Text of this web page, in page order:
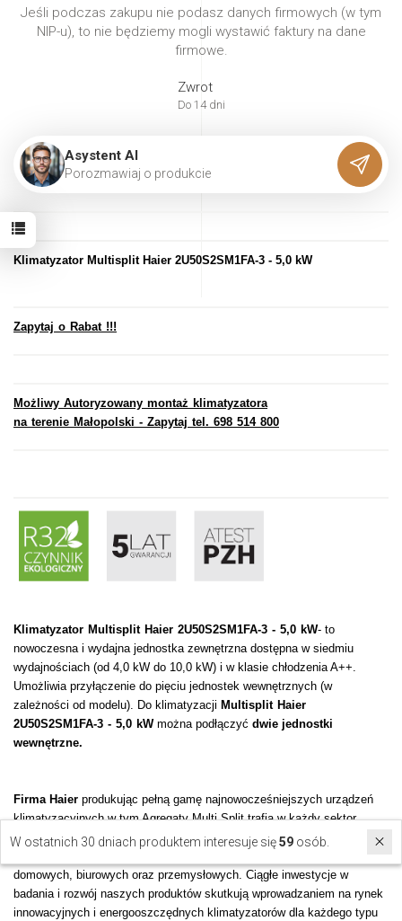
Jeśli podczas zakupu nie podasz danych firmowych (w tym
NIP-u), to nie będziemy mogli wystawić faktury na dane
firmowe.
Zwrot
Do 14 dni
Asystent AI
Porozmawiaj o produkcie
Klimatyzator Multisplit Haier 2U50S2SM1FA-3 - 5,0 kW
Zapytaj o Rabat !!!
Możliwy Autoryzowany montaż klimatyzatora
na terenie Małopolski - Zapytaj tel. 698 514 800
Klimatyzator Multisplit Haier 2U50S2SM1FA-3 - 5,0 kW- to
nowoczesna i wydajna jednostka zewnętrzna dostępna w siedmiu
wydajnościach (od 4,0 kW do 10,0 kW) i w klasie chłodzenia A++.
Umożliwia przyłączenie do pięciu jednostek wewnętrznych (w
zależności od modelu). Do klimatyzacji Multisplit Haier
2U50S2SM1FA-3 - 5,0 kWmożna podłączyć dwie jednostki
wewnętrzne.
Firma Haier produkując pełną gamę najnowocześniejszych urządzeń
klimatyzacyjnych w tymAgregaty Multi Splittrafia w każdy sektor
naszego życia spełniając nawet najbardziej wygórowane oczekiwania.
domowych, biurowych oraz przemysłowych. Ciągłe inwestycje w
badania i rozwój naszych produktów skutkują wprowadzaniem na rynek
innowacyjnych i energooszczędnych klimatyzatorów dla każdego typu
W ostatnich 30 dniach produktem interesuje się59 osób.